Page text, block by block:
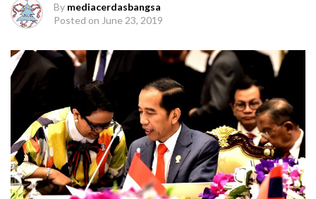
By mediacerdasbangsa
Posted on June 23, 2019